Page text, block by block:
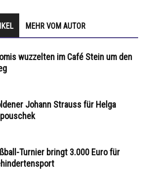
MEHR VOM AUTOR
wuzzelten im Café Stein um den
Johann Strauss für Helga
Turnier bringt 3.000 Euro für